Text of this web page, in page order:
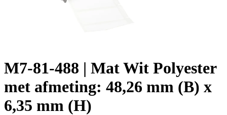
M7-81-488 | Mat Wit Polyester
met afmeting: 48,26 mm (B) x
6,35 mm (H)